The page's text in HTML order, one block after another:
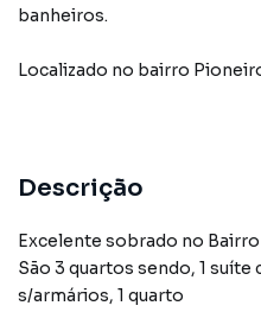
banheiros.
Localizado no bairro
Descrição
Excelente sobrado no
São 3 quartos sendo, 1 suíte
s/armários, 1 quarto